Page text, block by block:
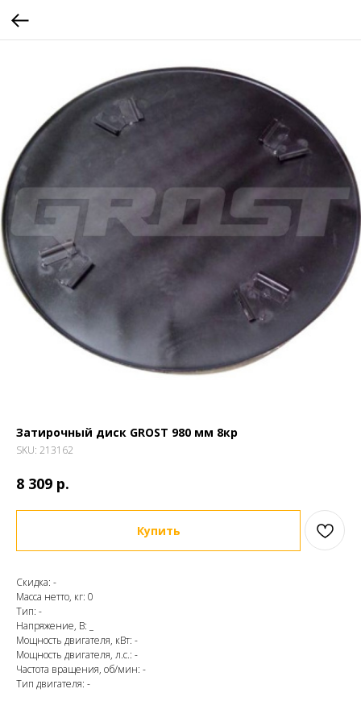
Затирочный диск GROST 980 мм 8кр
SKU: 213162
8 309 р.
Купить
Скидка: -
Масса нетто, кг: 0
Тип: -
Напряжение, В: _
Мощность двигателя, кВт: -
Мощность двигателя, л.с.: -
Частота вращения, об/мин: -
Тип двигателя: -